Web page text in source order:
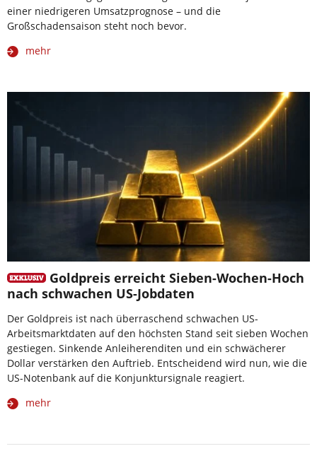
einer niedrigeren Umsatzprognose – und die
Großschadensaison steht noch bevor.
mehr
Goldpreis erreicht Sieben-Wochen-Hoch
nach schwachen US-Jobdaten
Der Goldpreis ist nach überraschend schwachen US-
Arbeitsmarktdaten auf den höchsten Stand seit sieben Wochen
gestiegen. Sinkende Anleiherenditen und ein schwächerer
Dollar verstärken den Auftrieb. Entscheidend wird nun, wie die
US-Notenbank auf die Konjunktursignale reagiert.
mehr